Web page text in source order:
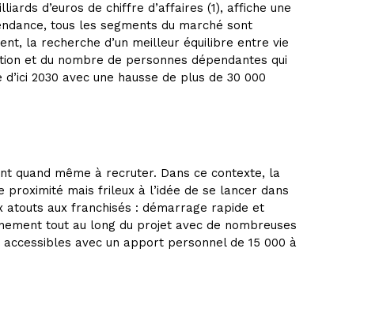
d’euros de chiffre d’affaires (1), affiche une
tous les segments du marché sont
la recherche d’un meilleur équilibre entre vie
et du nombre de personnes dépendantes qui
2030 avec une hausse de plus de 30 000
quand même à recruter. Dans ce contexte, la
mais frileux à l’idée de se lancer dans
atouts aux franchisés : démarrage rapide et
tout au long du projet avec de nombreuses
avec un apport personnel de 15 000 à